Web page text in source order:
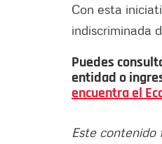
Con esta
indiscriminada
Puedes
entidad o
encuentra el
Este contenido